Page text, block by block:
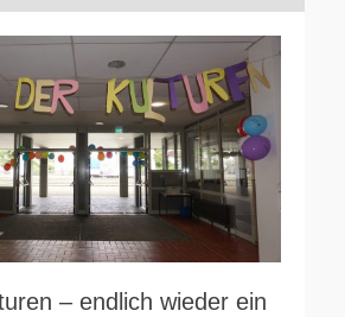
– endlich wieder ein